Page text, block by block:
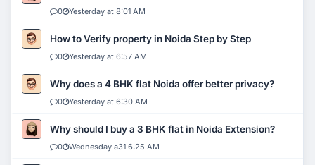
0 Yesterday at 8:01 AM
How to Verify property in Noida Step by Step
0 Yesterday at 6:57 AM
Why does a 4 BHK flat Noida offer better privacy?
0 Yesterday at 6:30 AM
Why should I buy a 3 BHK flat in Noida Extension?
0 Wednesday a31 6:25 AM